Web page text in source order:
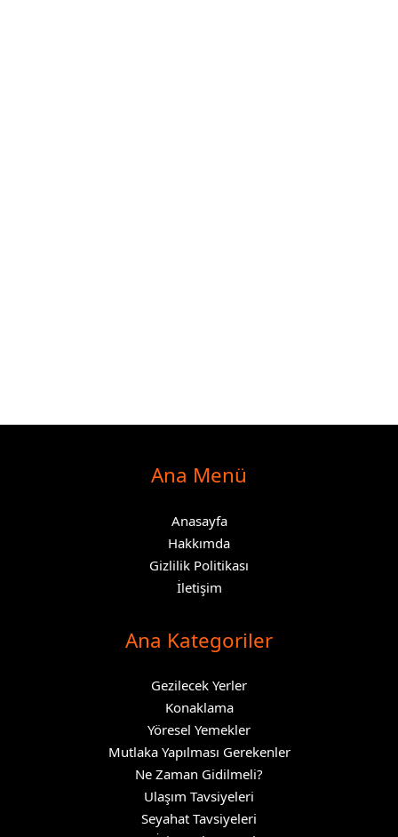
Ana Menü
Anasayfa
Hakkımda
Gizlilik Politikası
İletişim
Ana Kategoriler
Gezilecek Yerler
Konaklama
Yöresel Yemekler
Mutlaka Yapılması Gerekenler
Ne Zaman Gidilmeli?
Ulaşım Tavsiyeleri
Seyahat Tavsiyeleri